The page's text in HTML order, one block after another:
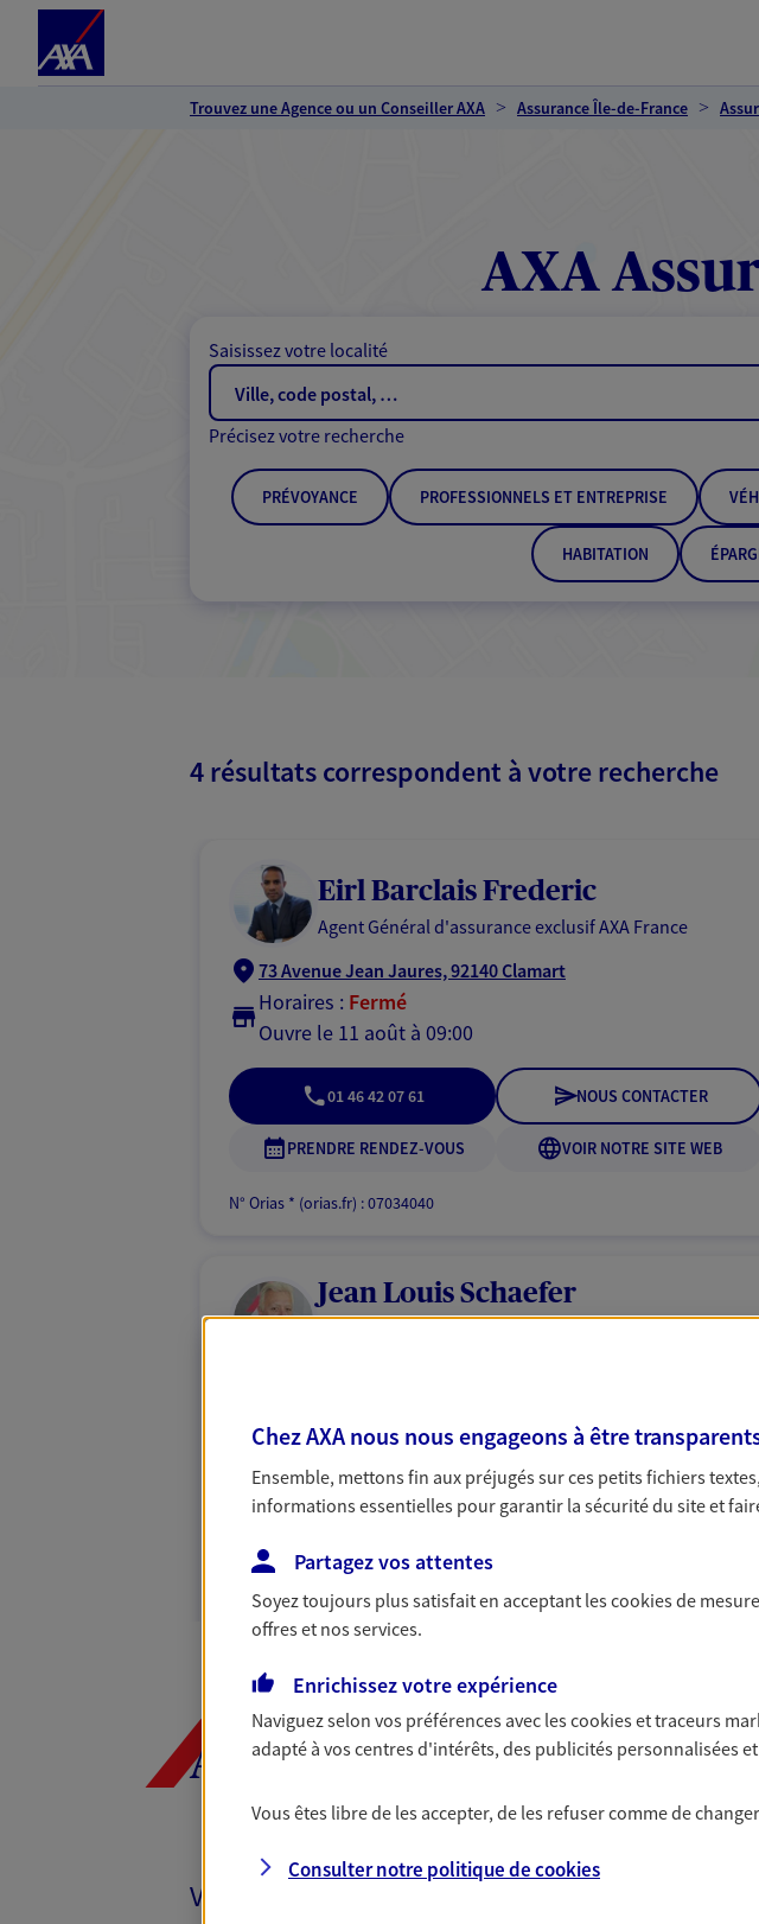
Trouvez une Agence ou un Conseiller AXA Assurance Île-de-France
AXA
Saisissez votre localité
Précisez votre recherche
PRÉVOYANCE PROFESSIONNELS ET ENTREPRISE
HABITATION
4 résultats correspondent à votre recherche
Eirl Barclais Frederic
Agent Général d'assurance exclusif AXA France
73 Avenue Jean Jaures, 92140 Clamart
Horaires : Fermé
Ouvre le 11 août à 09:00
01 46 42 07 61 NOUS CONTACTER
PRENDRE RENDEZ-VOUS VOIR NOTRE SITE WEB
N° Orias * (orias.fr) : 07034040
Jean Louis Schaefer
Horaires :
Ouvre demain à 09:00
01 46 38 52 83 NOUS CONTACTER
VOIR NOTRE SITE WEB
N° Orias * (orias.fr) : 07007556
Gildas Laffaille
Agent général d'assurance exclusif AXA Prévoyance &
32 Rue De Bievres, 92140 Clamart
Ouvre demain à 09:00
AXA, toujours proche de
Vos agents et vos conseillers AXA dans les
Chez AXA nous nous engageons à être
Ensemble, mettons fin aux préjugés sur ces petits fichiers
informations essentielles pour garantir la sécurité du site et
Partagez vos attentes
Soyez toujours plus satisfait en acceptant lescookiesde
offres et nos services.
Enrichissez votre expérience
Naviguez selon vos préférences avec lescookies et traceurs
adapté à vos centres d'intérêts, des publicités personnalisées
Vous êtes libre de les accepter, de les refuser comme de
Consulter notre politique decookies